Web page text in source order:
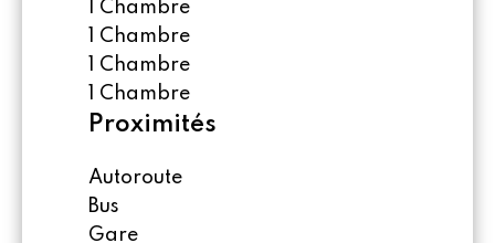
1 Chambre
1 Chambre
1 Chambre
1 Chambre
Proximités
Autoroute
Bus
Gare